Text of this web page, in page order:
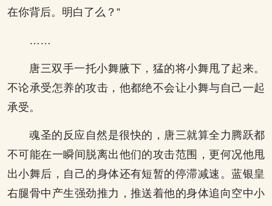
在你背后。明白了么？”
……
唐三双手一托小舞腋下，猛的将小舞甩了起来。
不论承受怎养的攻击，他都绝不会让小舞与自己一起
承受。
魂圣的反应自然是很快的，唐三就算全力腾跃都
不可能在一瞬间脱离出他们的攻击范围，更何况他甩
出小舞后，自己的身体还有短暂的停滞减速。蓝银皇
右腿骨中产生强劲推力，推送着他的身体追向空中小